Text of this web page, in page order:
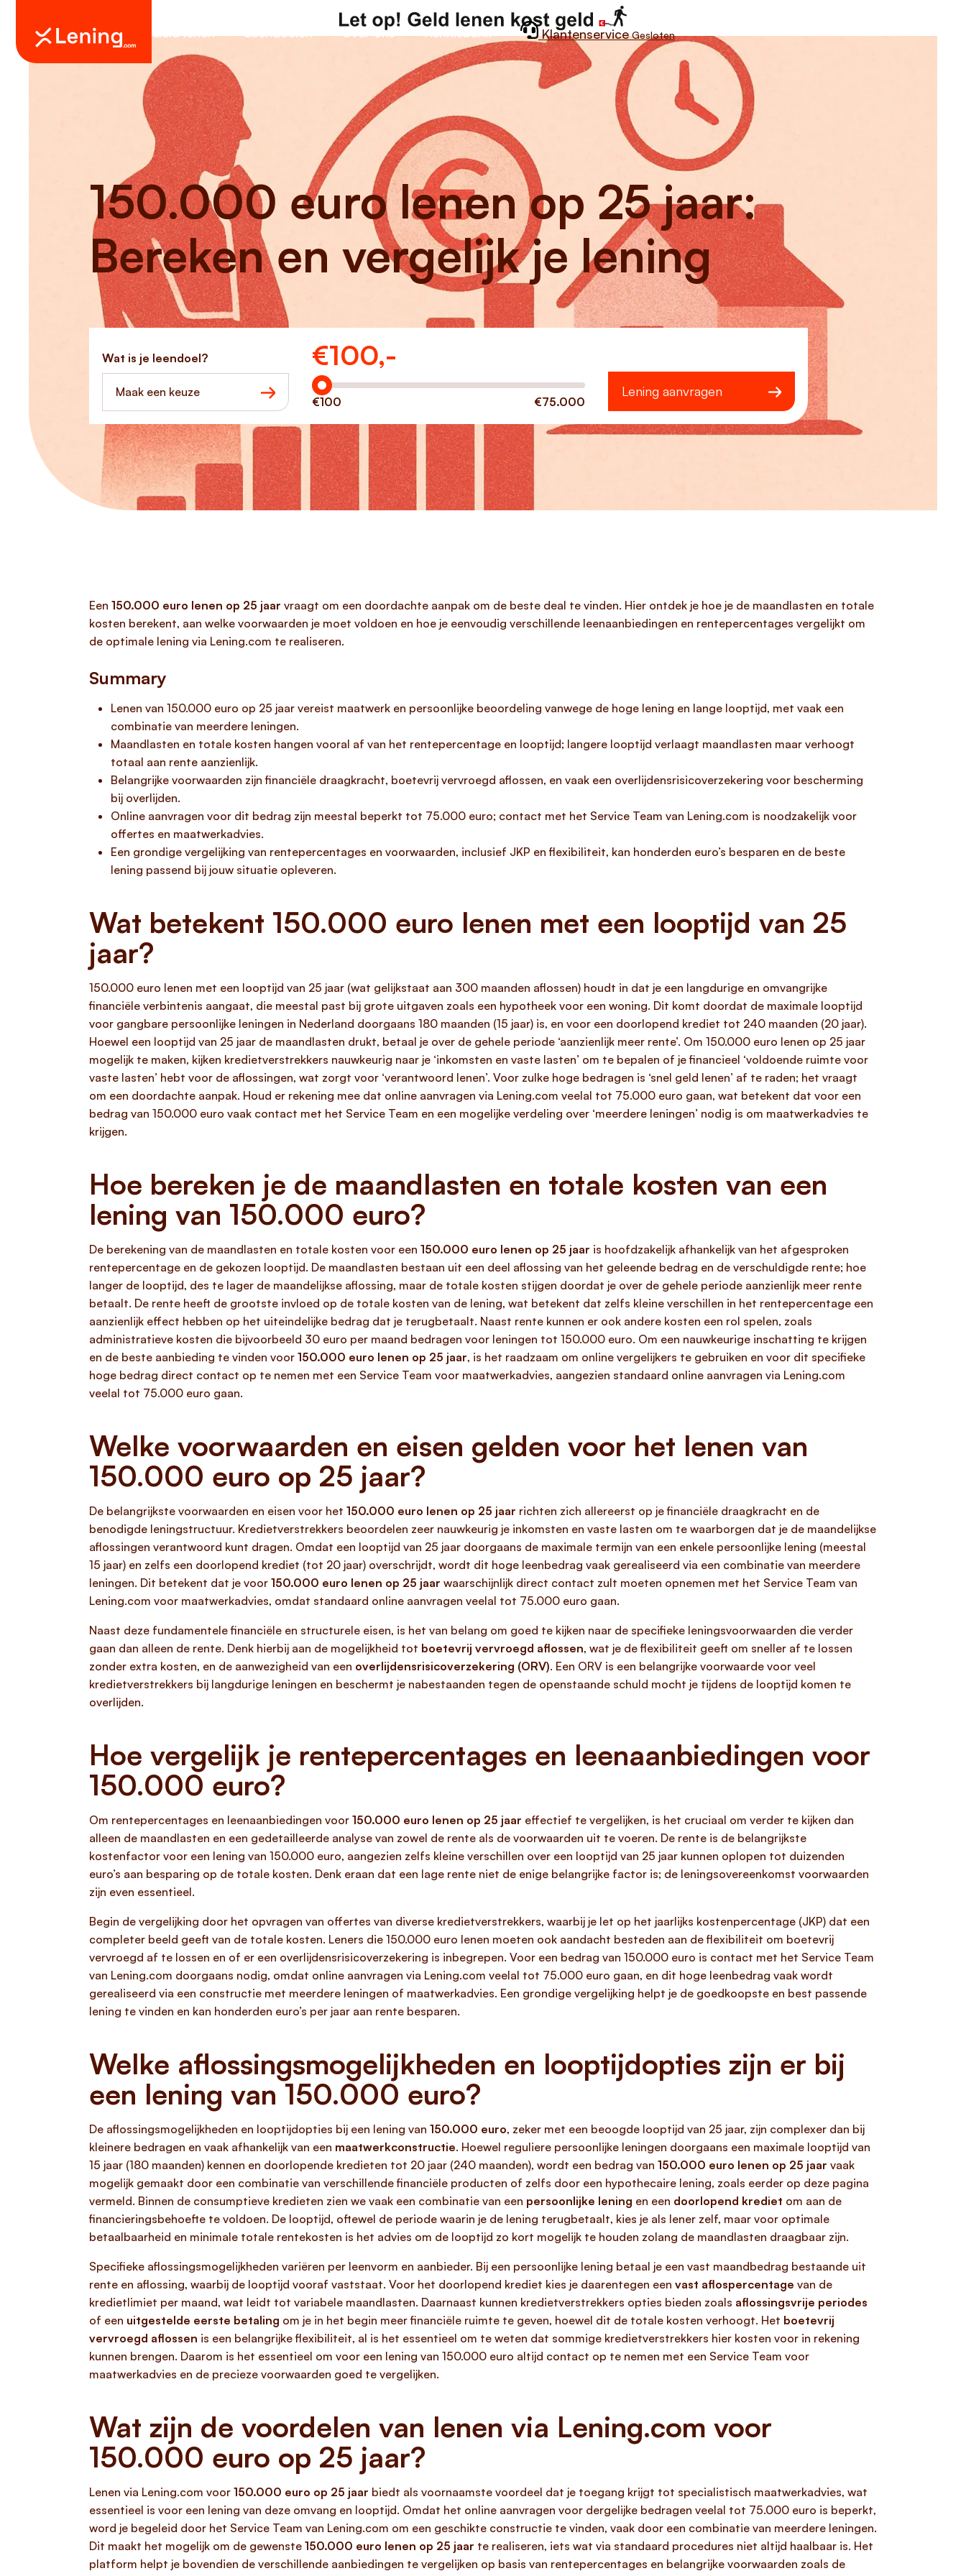
Geld lenen Leendoelen Over ons Kennisbank Klantenservice Gesloten
150.000 euro lenen op 25 jaar:
Bereken en vergelijk je lening
Wat is je leendoel?
Maak een keuze
€100,-
Hoeveel wilt u lenen?
€100 €75.000
Lening aanvragen
Een 150.000 euro lenen op 25 jaar vraagt om een doordachte aanpak om de beste deal te vinden. Hier ontdek je hoe je de maandlasten en totale
kosten berekent, aan welke voorwaarden je moet voldoen en hoe je eenvoudig verschillende leenaanbiedingen en rentepercentages vergelijkt om
de optimale lening via Lening.com te realiseren.
Summary
Lenen van 150.000 euro op 25 jaar vereist maatwerk en persoonlijke beoordeling vanwege de hoge lening en lange looptijd, met vaak een
combinatie van meerdere leningen.
Maandlasten en totale kosten hangen vooral af van het rentepercentage en looptijd; langere looptijd verlaagt maandlasten maar verhoogt
totaal aan rente aanzienlijk.
Belangrijke voorwaarden zijn financiële draagkracht, boetevrij vervroegd aflossen, en vaak een overlijdensrisicoverzekering voor bescherming
bij overlijden.
Online aanvragen voor dit bedrag zijn meestal beperkt tot 75.000 euro; contact met het Service Team van Lening.com is noodzakelijk voor
offertes en maatwerkadvies.
Een grondige vergelijking van rentepercentages en voorwaarden, inclusief JKP en flexibiliteit, kan honderden euro’s besparen en de beste
lening passend bij jouw situatie opleveren.
Wat betekent 150.000 euro lenen met een looptijd van 25
jaar?
150.000 euro lenen met een looptijd van 25 jaar (wat gelijkstaat aan 300 maanden aflossen) houdt in dat je een langdurige en omvangrijke
financiële verbintenis aangaat, die meestal past bij grote uitgaven zoals een hypotheek voor een woning. Dit komt doordat de maximale looptijd
voor gangbare persoonlijke leningen in Nederland doorgaans 180 maanden (15 jaar) is, en voor een doorlopend krediet tot 240 maanden (20 jaar).
Hoewel een looptijd van 25 jaar de maandlasten drukt, betaal je over de gehele periode ‘aanzienlijk meer rente’. Om 150.000 euro lenen op 25 jaar
mogelijk te maken, kijken kredietverstrekkers nauwkeurig naar je ‘inkomsten en vaste lasten’ om te bepalen of je financieel ‘voldoende ruimte voor
vaste lasten’ hebt voor de aflossingen, wat zorgt voor ‘verantwoord lenen’. Voor zulke hoge bedragen is ‘snel geld lenen’ af te raden; het vraagt
om een doordachte aanpak. Houd er rekening mee dat online aanvragen via Lening.com veelal tot 75.000 euro gaan, wat betekent dat voor een
bedrag van 150.000 euro vaak contact met het Service Team en een mogelijke verdeling over ‘meerdere leningen’ nodig is om maatwerkadvies te
krijgen.
Hoe bereken je de maandlasten en totale kosten van een
lening van 150.000 euro?
De berekening van de maandlasten en totale kosten voor een 150.000 euro lenen op 25 jaar is hoofdzakelijk afhankelijk van het afgesproken
rentepercentage en de gekozen looptijd. De maandlasten bestaan uit een deel aflossing van het geleende bedrag en de verschuldigde rente; hoe
langer de looptijd, des te lager de maandelijkse aflossing, maar de totale kosten stijgen doordat je over de gehele periode aanzienlijk meer rente
betaalt. De rente heeft de grootste invloed op de totale kosten van de lening, wat betekent dat zelfs kleine verschillen in het rentepercentage een
aanzienlijk effect hebben op het uiteindelijke bedrag dat je terugbetaalt. Naast rente kunnen er ook andere kosten een rol spelen, zoals
administratieve kosten die bijvoorbeeld 30 euro per maand bedragen voor leningen tot 150.000 euro. Om een nauwkeurige inschatting te krijgen
en de beste aanbieding te vinden voor 150.000 euro lenen op 25 jaar, is het raadzaam om online vergelijkers te gebruiken en voor dit specifieke
hoge bedrag direct contact op te nemen met een Service Team voor maatwerkadvies, aangezien standaard online aanvragen via Lening.com
veelal tot 75.000 euro gaan.
Welke voorwaarden en eisen gelden voor het lenen van
150.000 euro op 25 jaar?
De belangrijkste voorwaarden en eisen voor het 150.000 euro lenen op 25 jaar richten zich allereerst op je financiële draagkracht en de
benodigde leningstructuur. Kredietverstrekkers beoordelen zeer nauwkeurig je inkomsten en vaste lasten om te waarborgen dat je de maandelijkse
aflossingen verantwoord kunt dragen. Omdat een looptijd van 25 jaar doorgaans de maximale termijn van een enkele persoonlijke lening (meestal
15 jaar) en zelfs een doorlopend krediet (tot 20 jaar) overschrijdt, wordt dit hoge leenbedrag vaak gerealiseerd via een combinatie van meerdere
leningen. Dit betekent dat je voor 150.000 euro lenen op 25 jaar waarschijnlijk direct contact zult moeten opnemen met het Service Team van
Lening.com voor maatwerkadvies, omdat standaard online aanvragen veelal tot 75.000 euro gaan.
Naast deze fundamentele financiële en structurele eisen, is het van belang om goed te kijken naar de specifieke leningsvoorwaarden die verder
gaan dan alleen de rente. Denk hierbij aan de mogelijkheid tot boetevrij vervroegd aflossen, wat je de flexibiliteit geeft om sneller af te lossen
zonder extra kosten, en de aanwezigheid van een overlijdensrisicoverzekering (ORV). Een ORV is een belangrijke voorwaarde voor veel
kredietverstrekkers bij langdurige leningen en beschermt je nabestaanden tegen de openstaande schuld mocht je tijdens de looptijd komen te
overlijden.
Hoe vergelijk je rentepercentages en leenaanbiedingen voor
150.000 euro?
Om rentepercentages en leenaanbiedingen voor 150.000 euro lenen op 25 jaar effectief te vergelijken, is het cruciaal om verder te kijken dan
alleen de maandlasten en een gedetailleerde analyse van zowel de rente als de voorwaarden uit te voeren. De rente is de belangrijkste
kostenfactor voor een lening van 150.000 euro, aangezien zelfs kleine verschillen over een looptijd van 25 jaar kunnen oplopen tot duizenden
euro’s aan besparing op de totale kosten. Denk eraan dat een lage rente niet de enige belangrijke factor is; de leningsovereenkomst voorwaarden
zijn even essentieel.
Begin de vergelijking door het opvragen van offertes van diverse kredietverstrekkers, waarbij je let op het jaarlijks kostenpercentage (JKP) dat een
completer beeld geeft van de totale kosten. Leners die 150.000 euro lenen moeten ook aandacht besteden aan de flexibiliteit om boetevrij
vervroegd af te lossen en of er een overlijdensrisicoverzekering is inbegrepen. Voor een bedrag van 150.000 euro is contact met het Service Team
van Lening.com doorgaans nodig, omdat online aanvragen via Lening.com veelal tot 75.000 euro gaan, en dit hoge leenbedrag vaak wordt
gerealiseerd via een constructie met meerdere leningen of maatwerkadvies. Een grondige vergelijking helpt je de goedkoopste en best passende
lening te vinden en kan honderden euro’s per jaar aan rente besparen.
Welke aflossingsmogelijkheden en looptijdopties zijn er bij
een lening van 150.000 euro?
De aflossingsmogelijkheden en looptijdopties bij een lening van 150.000 euro, zeker met een beoogde looptijd van 25 jaar, zijn complexer dan bij
kleinere bedragen en vaak afhankelijk van een maatwerkconstructie. Hoewel reguliere persoonlijke leningen doorgaans een maximale looptijd van
15 jaar (180 maanden) kennen en doorlopende kredieten tot 20 jaar (240 maanden), wordt een bedrag van 150.000 euro lenen op 25 jaar vaak
mogelijk gemaakt door een combinatie van verschillende financiële producten of zelfs door een hypothecaire lening, zoals eerder op deze pagina
vermeld. Binnen de consumptieve kredieten zien we vaak een combinatie van een persoonlijke lening en een doorlopend krediet om aan de
financieringsbehoefte te voldoen. De looptijd, oftewel de periode waarin je de lening terugbetaalt, kies je als lener zelf, maar voor optimale
betaalbaarheid en minimale totale rentekosten is het advies om de looptijd zo kort mogelijk te houden zolang de maandlasten draagbaar zijn.
Specifieke aflossingsmogelijkheden variëren per leenvorm en aanbieder. Bij een persoonlijke lening betaal je een vast maandbedrag bestaande uit
rente en aflossing, waarbij de looptijd vooraf vaststaat. Voor het doorlopend krediet kies je daarentegen een vast aflospercentage van de
kredietlimiet per maand, wat leidt tot variabele maandlasten. Daarnaast kunnen kredietverstrekkers opties bieden zoals aflossingsvrije periodes
of een uitgestelde eerste betaling om je in het begin meer financiële ruimte te geven, hoewel dit de totale kosten verhoogt. Het boetevrij
vervroegd aflossen is een belangrijke flexibiliteit, al is het essentieel om te weten dat sommige kredietverstrekkers hier kosten voor in rekening
kunnen brengen. Daarom is het essentieel om voor een lening van 150.000 euro altijd contact op te nemen met een Service Team voor
maatwerkadvies en de precieze voorwaarden goed te vergelijken.
Wat zijn de voordelen van lenen via Lening.com voor
150.000 euro op 25 jaar?
Lenen via Lening.com voor 150.000 euro op 25 jaar biedt als voornaamste voordeel dat je toegang krijgt tot specialistisch maatwerkadvies, wat
essentieel is voor een lening van deze omvang en looptijd. Omdat het online aanvragen voor dergelijke bedragen veelal tot 75.000 euro is beperkt,
word je begeleid door het Service Team van Lening.com om een geschikte constructie te vinden, vaak door een combinatie van meerdere leningen.
Dit maakt het mogelijk om de gewenste 150.000 euro lenen op 25 jaar te realiseren, iets wat via standaard procedures niet altijd haalbaar is. Het
platform helpt je bovendien de verschillende aanbiedingen te vergelijken op basis van rentepercentages en belangrijke voorwaarden zoals de